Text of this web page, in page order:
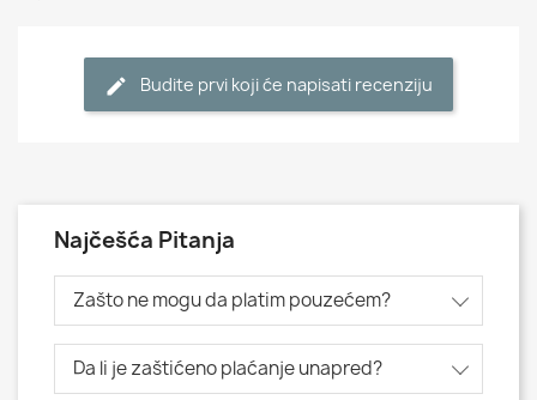
Budite prvi koji će napisati recenziju
Najčešća Pitanja
Zašto ne mogu da platim pouzećem?
Da li je zaštićeno plaćanje unapred?